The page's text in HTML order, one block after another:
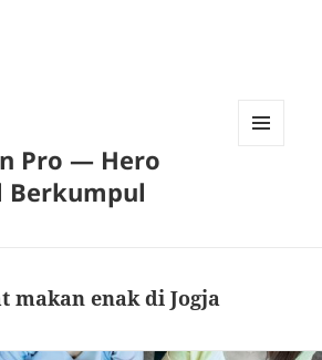
Pro — Hero
Berkumpul
makan enak di Jogja